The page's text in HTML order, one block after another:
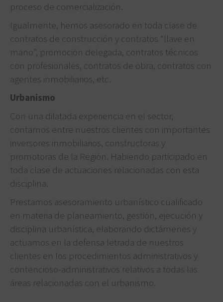
proceso de comercialización.
Igualmente, hemos asesorado en toda clase de
contratos de construcción y contratos “llave en
mano”, promoción delegada, contratos técnicos
con profesionales, contratos de obra, contratos con
agentes inmobiliarios, etc.
Urbanismo
Con una dilatada experiencia en el sector,
contamos entre nuestros clientes con importantes
inversores inmobiliarios, constructoras y
promotoras de la Región. Habiendo participado en
toda clase de actuaciones relacionadas con esta
disciplina.
Prestamos asesoramiento urbanístico cualificado
en materia de planeamiento, gestión, ejecución y
disciplina urbanística, elaborando dictámenes y
actuamos en la defensa letrada de nuestros
clientes en los procedimientos administrativos y
contencioso-administrativos relativos a todas las
áreas relacionadas con el urbanismo.